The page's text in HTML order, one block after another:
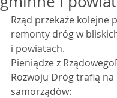
Rząd przekaże kolejne
remonty dróg w
i powiatach.
Pieniądze z
Rozwoju Dróg trafią
samorządów: